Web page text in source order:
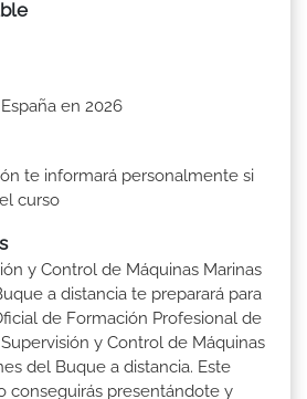
en 2026
te informará personalmente si
curso
y Control de Máquinas Marinas
a distancia te preparará para
de Formación Profesional de
y Control de Máquinas
del Buque a distancia. Este
conseguirás presentándote y